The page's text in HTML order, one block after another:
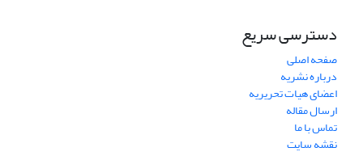
دسترسی سریع
صفحه اصلی
درباره نشریه
اعضای هیات تحریریه
ارسال مقاله
تماس با ما
نقشه سایت